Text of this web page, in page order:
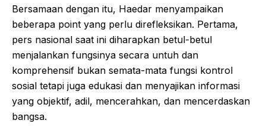
Bersamaan dengan itu, Haedar menyampaikan
beberapa point yang perlu direfleksikan. Pertama,
pers nasional saat ini diharapkan betul-betul
menjalankan fungsinya secara untuh dan
komprehensif bukan semata-mata fungsi kontrol
sosial tetapi juga edukasi dan menyajikan informasi
yang objektif, adil, mencerahkan, dan mencerdaskan
bangsa.